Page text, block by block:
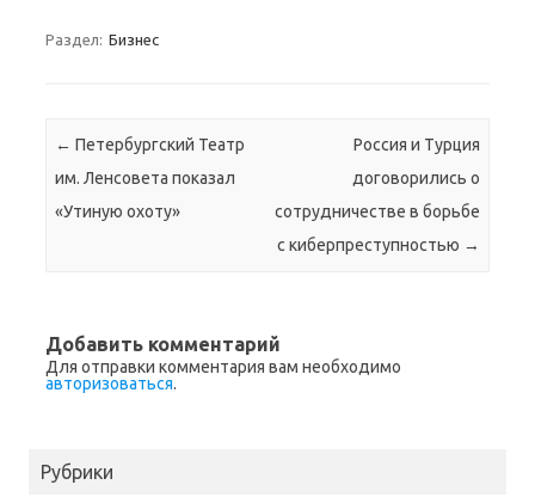
Раздел: Бизнес
Навигация по записям
← Петербургский Театр
им. Ленсовета показал
«Утиную охоту»
Россия и Турция
договорились о
сотрудничестве в борьбе
с киберпреступностью →
Добавить комментарий
Для отправки комментария вам необходимо
авторизоваться.
Рубрики